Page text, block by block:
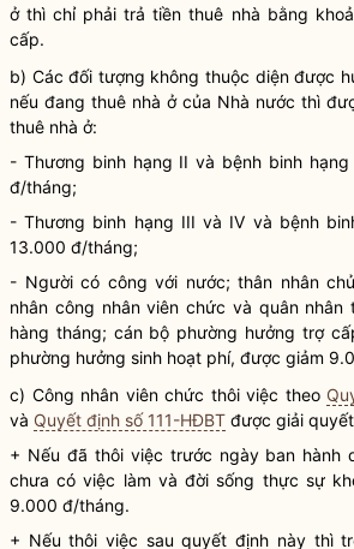
ở thì chỉ phải trả tiền thuê nhà bằng
cấp.
b) Các đối tượng không thuộc diện được
nếu đang thuê nhà ở của Nhà nước thì
thuê nhà ở:
- Thương binh hạng II và bệnh binh
đ/tháng;
- Thương binh hạng III và IV và bệnh
13.000 đ/tháng;
- Người có công với nước; thân nhân
nhân công nhân viên chức và quân
hàng tháng; cán bộ phường hưởng trợ
phường hưởng sinh hoạt phí, được giảm
c) Công nhân viên chức thôi việc theo
và Quyết định số 111-HĐBT được giải
+ Nếu đã thôi việc trước ngày ban hành
chưa có việc làm và đời sống thực sự
9.000 đ/tháng.
+ Nếu thôi việc sau quyết định này thì